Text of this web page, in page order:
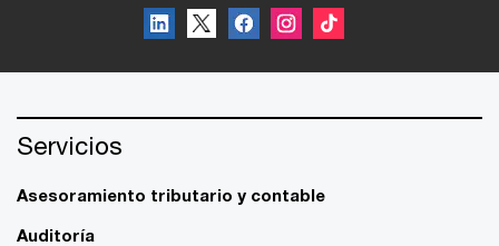
Servicios
Asesoramiento tributario y contable
Auditoría